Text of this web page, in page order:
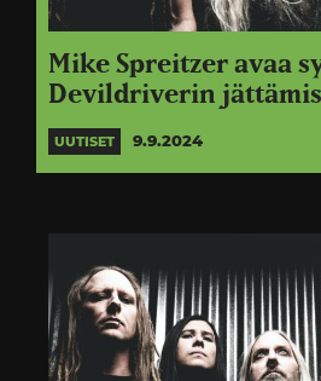
Mike Spreitzer avaa
Devildriverin
UUTISET 9.9.2024